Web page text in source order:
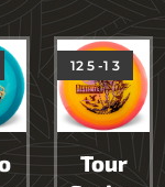
Tour
12 5 -1 3